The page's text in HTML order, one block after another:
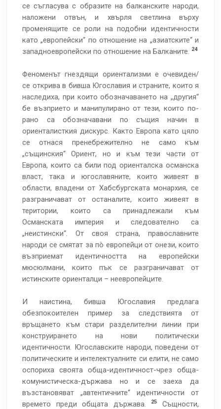
се съгласува с образите на балканските народи,
наложени отвън, и хвърля светлина върху
променящите се роли на подобни идентичности
като „европейски“ по отношение на „азиатските“ и
западноевропейски по отношение на Балканите. 24
Феноменът гнездящи ориентализми е очевиден/
се открива в бивша Югославия и страните, които я
наследиха, при които обозначаването на „другия“
бе възприето и манипулирано от тези, които по-
рано са обозначавани по същия начин в
ориенталисткия дискурс. Както Европа като цяло
се отнася пренебрежително не само към
„същинския“ Ориент, но и към тези части от
Европа, които са били под ориенталска османска
власт, така и югославяните, които живеят в
области, владени от Хабсбургската монархия, се
разграничават от останалите, които живеят в
територии, които са принадлежали към
Османската империя и следователно са
„неистински“. От своя страна, православните
народи се смятат за пò европейци от онези, които
възприемат идентичността на европейски
мюсюлмани, които пък се разграничават от
истинските ориенталци – неевропейците.
И наистина, бивша Югославия предлага
обезпокоителен пример за следствията от
връщането към стари разделителни линии при
конструирането на нови политически
идентичности. Югославските народи, поведени от
политическите и интелектуалните си елити, не само
оспориха своята обща-идентичност-чрез обща-
комунистическа-държава но и се заеха да
възстановяват „автентичните“ идентичности от
времето преди общата държава.
25
Същности,